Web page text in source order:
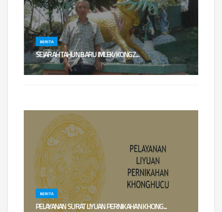
BERITA
​​​SEJARAH TAHUN BARU IMLEK/KONGZ...
SEJARAH TAHUN BARU IMLEK/KONGZILIOleh : Ws. Chandra
BERITA
PELAYANAN SURAT LIYUAN PERNIKAHAN KHONG...